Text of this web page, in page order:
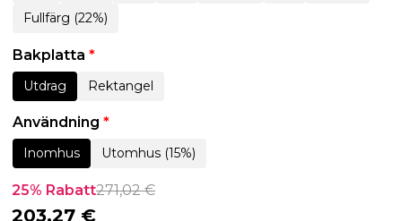
Fullfärg (22%)
Bakplatta *
Utdrag Rektangel
Användning *
Inomhus Utomhus (15%)
25% Rabatt271,02€
203,27 €